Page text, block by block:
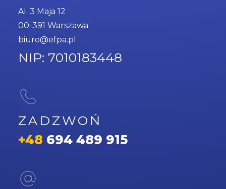
Al. 3 Maja 12
00-391 Warszawa
biuro@efpa.pl
NIP: 7010183448
ZADZWOŃ
+48 694 489 915